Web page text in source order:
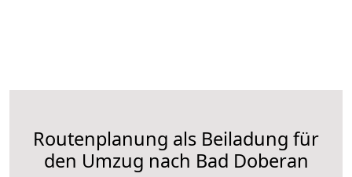
Routenplanung als Beiladung für
den Umzug nach Bad Doberan